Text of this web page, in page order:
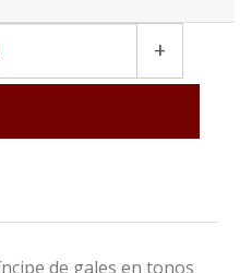
+
de gales en tonos